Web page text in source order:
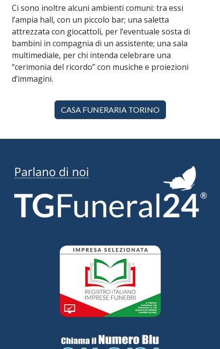
Ci sono inoltre alcuni ambienti comuni: tra essi
l’ampia hall, con un piccolo bar; una saletta
attrezzata con giocattoli, per l’eventuale sosta di
bambini in compagnia di un assistente; una sala
multimediale, per chi intenda celebrare una
“cerimonia del ricordo” con musiche e proiezioni
d’immagini.
CASA FUNERARIA TORINO